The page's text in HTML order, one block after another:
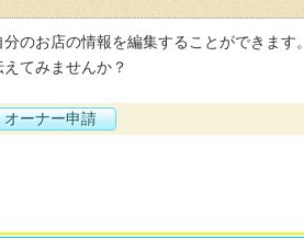
のお店の情報を編集することができます。
てみませんか？
オーナー申請